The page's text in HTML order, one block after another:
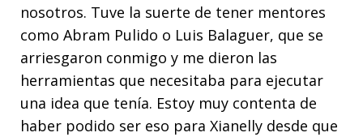
nosotros. Tuve la suerte de tener mentores
como Abram Pulido o Luis Balaguer, que se
arriesgaron conmigo y me dieron las
herramientas que necesitaba para ejecutar
una idea que tenía. Estoy muy contenta de
haber podido ser eso para Xianelly desde que